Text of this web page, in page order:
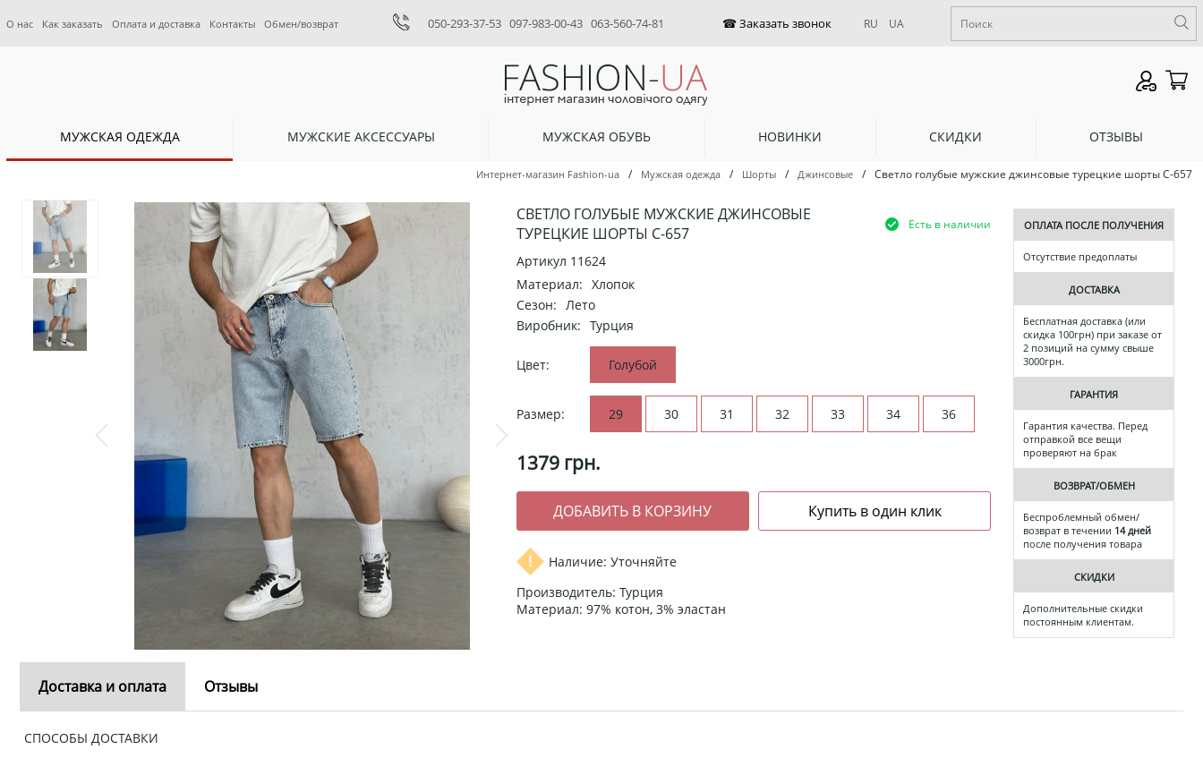
О нас Как заказать Оплата и доставка Контакты Обмен/возврат 050-293-37-53 097-983-00-43 063-560-74-81 RU UA
МУЖСКАЯ ОДЕЖДА МУЖСКИЕ АКСЕССУАРЫ МУЖСКАЯ ОБУВЬ НОВИНКИ СКИДКИ ОТЗЫВЫ
Интернет-магазин Fashion-ua / Мужская одежда / Шорты / Джинсовые / Светло голубые мужские джинсовые турецкие шорты С-657
СВЕТЛО ГОЛУБЫЕ МУЖСКИЕ ДЖИНСОВЫЕ
ТУРЕЦКИЕ ШОРТЫ С-657
Есть в наличии
Артикул 11624
Материал: Хлопок
Сезон: Лето
Виробник: Турция
Цвет: Голубой
Размер: 29 30 31 32 33 34 36
1379 грн.
Наличие: Уточняйте
Производитель: Турция
Материал: 97% котон, 3% эластан
ОПЛАТА ПОСЛЕ ПОЛУЧЕНИЯ
Отсутствие предоплаты
ДОСТАВКА
Бесплатная доставка (или
скидка 100грн) при заказе от
2 позиций на сумму свыше
3000грн.
ГАРАНТИЯ
Гарантия качества. Перед
отправкой все вещи
проверяют на брак
ВОЗВРАТ/ОБМЕН
Беспроблемный обмен/
возврат в течении 14 дней
после получения товара
СКИДКИ
Дополнительные скидки
постоянным клиентам.
Доставка и оплата Отзывы
СПОСОБЫ ДОСТАВКИ